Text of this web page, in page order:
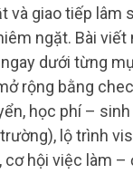
và giao tiếp lâm
ngặt. Bài viết
dưới từng
rộng bằng
học phí –
lộ trình
cơ hội việc làm –